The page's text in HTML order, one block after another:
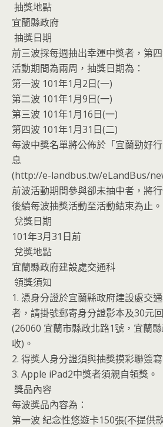
抽獎地點
宜蘭縣政府
抽獎日期
前三波採每週抽出幸運中獎者，第
活動期間為兩周，抽獎日期為：
第一波 101年1月2日(一)
第二波 101年1月9日(一)
第三波 101年1月16日(一)
第四波 101年1月31日(二)
每波中獎名單將公佈於「宜蘭勁好
息
(http://e-landbus.tw/eLandBus/
前波活動期間參與卻未抽中者，將
後續每波抽獎活動至活動結束為止。
兌獎日期
101年3月31日前
兌獎地點
宜蘭縣政府建設處交通科
領獎須知
1. 憑身分證於宜蘭縣政府建設處交
者，請掛號郵寄身分證影本及30元
(26060 宜蘭市縣政北路1號，宜蘭
收)。
2. 得獎人身分證須與抽獎摸彩聯簽
3. Apple iPad2中獎者須親自領獎。
獎品內容
每波獎品內容為：
第一波 紀念性悠遊卡150張(不提供